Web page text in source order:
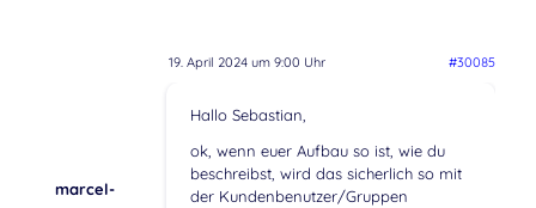
19. April 2024 um 9:00 Uhr #30085
marcel-
Hallo Sebastian,
ok, wenn euer Aufbau so ist, wie du
beschreibst, wird das sicherlich so mit
der Kundenbenutzer/Gruppen